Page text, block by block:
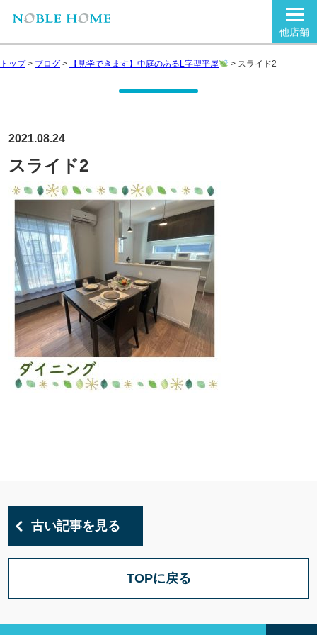
他店舗
トップ> ブログ > 【見学できます】中庭のあるL字型平屋 > スライド2
2021.08.24
スライド2
古い記事を見る
TOPに戻る